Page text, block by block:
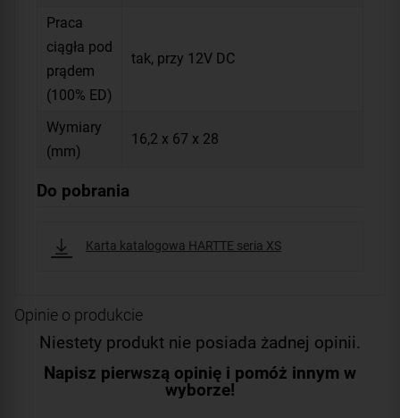
Praca
ciągła pod
prądem
(100% ED)
tak, przy 12V DC
Wymiary
(mm)
16,2 x 67 x 28
Do pobrania
Karta katalogowa HARTTE seria XS
Opinie o produkcie
Niestety produkt nie posiada żadnej opinii.
Napisz pierwszą opinię i pomóż innym w
wyborze!